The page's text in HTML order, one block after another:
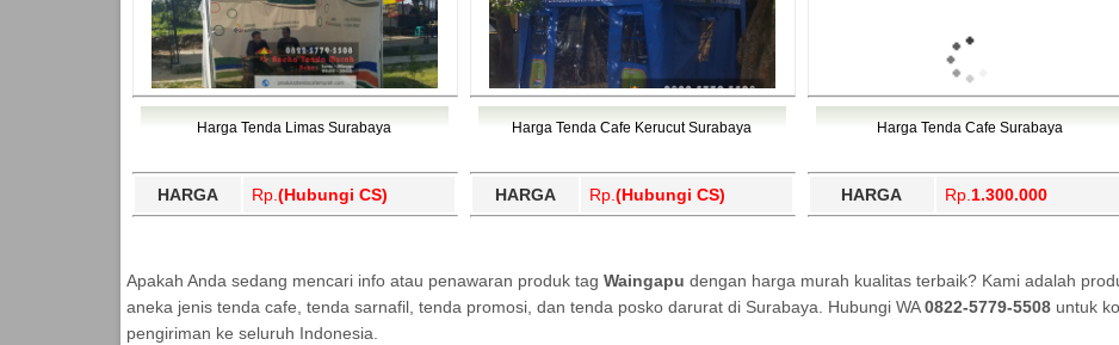
Harga Tenda Limas Surabaya
HARGA Rp. (Hubungi CS)
Harga Tenda Cafe Kerucut Surabaya
HARGA Rp. (Hubungi CS)
Harga Tenda Cafe Surabaya
HARGA Rp. 1.300.000
Apakah Anda sedang mencari info atau penawaran produk tag Waingapu dengan harga murah kualitas terbaik? Kami adalah
aneka jenis tenda cafe, tenda sarnafil, tenda promosi, dan tenda posko darurat di Surabaya. Hubungi WA0822-5779-5508untuk
pengiriman ke seluruh Indonesia.